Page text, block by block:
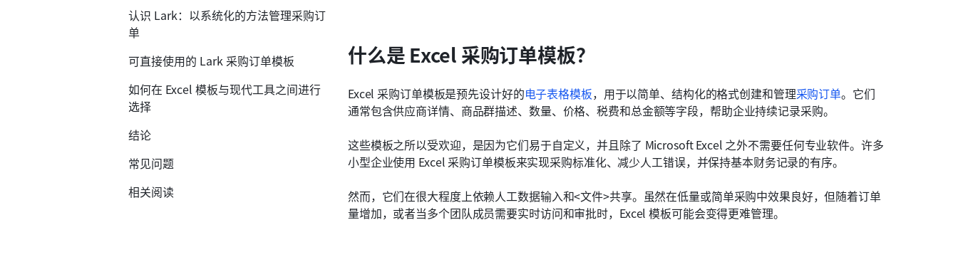
什么是 Excel 采购订单模板？
Excel 采购订单模板是预先设计好的电子表格模板，用于以简单、结构化的格式创建和管理采购订单。它们
通常包含供应商详情、商品群描述、数量、价格、税费和总金额等字段，帮助企业持续记录采购。
这些模板之所以受欢迎，是因为它们易于自定义，并且除了 Microsoft Excel 之外不需要任何专业软件。许多
小型企业使用 Excel 采购订单模板来实现采购标准化、减少人工错误，并保持基本财务记录的有序。
然而，它们在很大程度上依赖人工数据输入和<文件>共享。虽然在低量或简单采购中效果良好，但随着订单
量增加，或者当多个团队成员需要实时访问和审批时，Excel 模板可能会变得更难管理。
认识 Lark：以系统化的方法管理采购订
单
可直接使用的 Lark 采购订单模板
如何在 Excel 模板与现代工具之间进行
选择
结论
常见问题
相关阅读